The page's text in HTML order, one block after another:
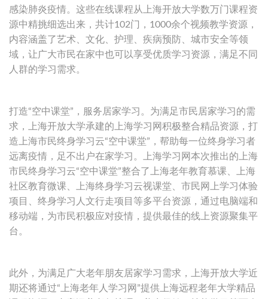
感染肺炎疫情。这些在线课程从上海开放大学数万门课程资
源中精挑细选出来，共计102门，1000余个视频教学资源，
内容涵盖了艺术、文化、护理、疾病预防、城市安全等领
域，让广大市民在家中也可以享受优质学习资源，满足不同
人群的学习需求。
打造“空中课堂”，服务居家学习。为满足市民居家学习的需
求，上海开放大学承建的上海学习网积极整合精品资源，打
造上海市民终身学习云“空中课堂”，帮助每一位终身学习者
远离疫情，足不出户在家学习。上海学习网本次推出的上海
市民终身学习云“空中课堂”整合了上海老年教育慕课、上海
社区教育微课、上海终身学习云视课堂、市民网上学习体验
项目、终身学习人文行走项目等多平台资源，通过电脑端和
移动端，为市民积极应对疫情，提供最佳的线上资源聚集平
台。
此外，为满足广大老年朋友居家学习需求，上海开放大学近
期还将通过“上海老年人学习网”提供上海远程老年大学精品